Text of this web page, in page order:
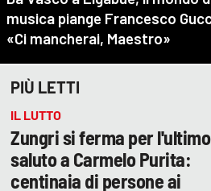
PIÙ LETTI
IL LUTTO
Zungri si ferma per l'ultimo
saluto a Carmelo Purita:
centinaia di persone ai